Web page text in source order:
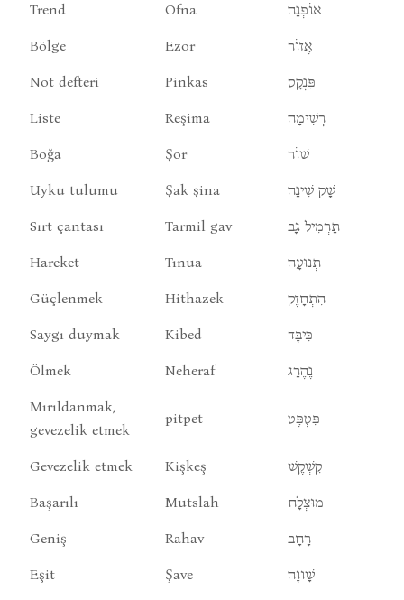
Trend Ofna אוֹפְנָה
Bölge Ezor אֶזוֹר
Not defteri Pinkas פִּנְקָס
Liste Reşima רְשִׁימָה
Boğa Şor שׁוֹר
Uyku tulumu Şak şina שָׁק שִׁינָה
Sırt çantası Tarmil gav תָרְמִיל גָב
Hareket Tınua תְנוּעָה
Güçlenmek Hithazek הִתְחָזֶק
Saygı duymak Kibed כִּיבֶּד
Ölmek Neheraf נֶהֶרָג
Mırıldanmak,
gevezelik etmek
pitpet פִּטְפֶּט
Gevezelik etmek Kişkeş קִשְׁקֶשׁ
Başarılı Mutslah מוּצְלָח
Geniş Rahav רָחָב
Eşit Şave שָׁווֶה